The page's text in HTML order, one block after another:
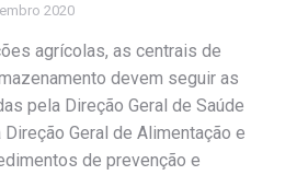
2020
agrícolas, as centrais de
devem seguir as
pela Direção Geral de Saúde
Geral de Alimentação e
de prevenção e